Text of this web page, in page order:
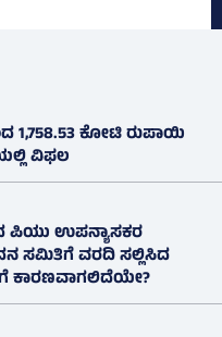
1,758.53 ಕೋಟಿ ರುಪಾಯಿ
ವಿಫಲ
ಪಿಯು ಉಪನ್ಯಾಸಕರ
ಸಮಿತಿಗೆ ವರದಿ ಸಲ್ಲಿಸಿದ
ಕಾರಣವಾಗಲಿದೆಯೇ?